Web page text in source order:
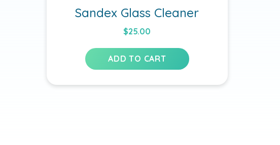
Sandex Glass Cleaner
$25.00
ADD TO CART